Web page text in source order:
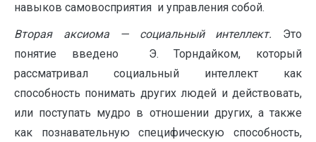
навыков самовосприятия и управления собой.
Вторая аксиома — социальный интеллект. Это
понятие введено Э. Торндайком, который
рассматривал социальный интеллект как
способность понимать других людей и действовать,
или поступать мудро в отношении других, а также
как познавательную специфическую способность,